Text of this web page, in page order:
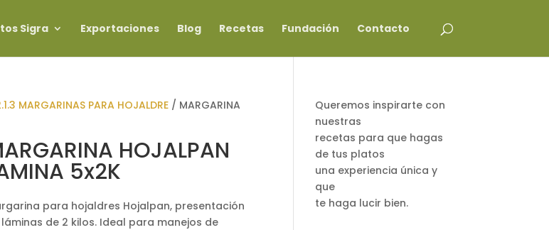
Sigra Exportaciones Blog Recetas Fundación Contacto
MARGARINAS PARA HOJALDRE / MARGARINA
HOJALPAN
5x2K
para hojaldres Hojalpan, presentación
láminas de 2 kilos. Ideal para manejos de
Queremos inspirarte con
nuestras
recetas para que hagas
de tus platos
una experiencia única y
que
te haga lucir bien.